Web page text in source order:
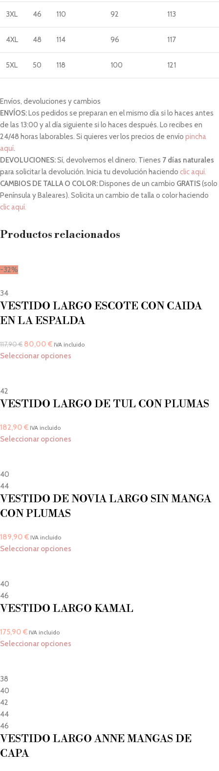
3XL 46 110 92 113
4XL 48 114 96 117
5XL 50 118 100 121
Envíos, devoluciones y cambios
ENVÍOS:Los pedidos se preparan en el mismo día si lo haces antes
de las 13:00 y al día siguiente si lo haces después. Lo recibes en
24/48 horas laborables. Si quieres ver los precios de envío pincha
aquí.
DEVOLUCIONES:Sí, devolvemos el dinero. Tienes 7 días naturales
para solicitar la devolución. Inicia tu devolución haciendo clic aquí.
CAMBIOS DE TALLA O COLOR:Dispones de un cambio GRATIS(solo
Península y Baleares). Solicita un cambio de talla o color haciendo
clic aquí.
Productos relacionados
-32%
34
VESTIDO LARGO ESCOTE CON CAIDA
EN LA ESPALDA
117,90€ 80,00 € IVA incluido
Seleccionar opciones
42
VESTIDO LARGO DE TUL CON PLUMAS
182,90 € IVA incluido
Seleccionar opciones
40
44
VESTIDO DE NOVIA LARGO SIN MANGA
CON PLUMAS
189,90 € IVA incluido
Seleccionar opciones
40
46
VESTIDO LARGO KAMAL
175,90 € IVA incluido
Seleccionar opciones
38
40
42
44
46
VESTIDO LARGO ANNE MANGAS DE
CAPA